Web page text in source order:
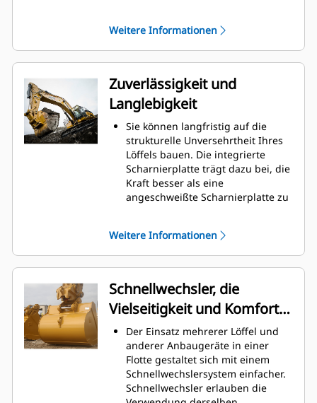
verbessert den Materialfluss in
den Löffel. Die zusätzliche
Rückenfreiheit verhindert ein
Schleifen der Unterseite des
Löffels, wodurch Wartungskosten
gesenkt werden.
Der Kraftstoffverbrauch ist beim
Graben am höchsten. Cat-Löffel
sind so ausgelegt, dass sie schnell
durch das Material schneiden,
wodurch die Betriebseffizienz der
Maschine insgesamt verbessert
wird.
Zeit geladen werden. Bei jeder
Weitere Informationen
Zuverlässigkeit und
Langlebigkeit
Sie können langfristig auf die
strukturelle Unversehrtheit Ihres
Löffels bauen. Die integrierte
Scharnierplatte trägt dazu bei, die
Kraft besser als eine
angeschweißte Scharnierplatte zu
abriebbeständigem Stahl
gefertigt, der vor allem für
Komponenten mit übermäßigem
Verschleiß gedacht ist.
Schützen Sie die wichtigsten
Bereiche des von hohem
Verschleiß betroffenen Löffels mit
Cat-Schneidwerkzeugen.
Die Cat® Advansys ™-
Schneidwerkzeuge bieten ein
höheres Eindringvermögen in das
Material und kürzere
Weitere Informationen
Schnellwechsler, die
Vielseitigkeit und Komfort
bieten
Der Einsatz mehrerer Löffel und
anderer Anbaugeräte in einer
Flotte gestaltet sich mit einem
Schnellwechslersystem einfacher.
Schnellwechsler erlauben die